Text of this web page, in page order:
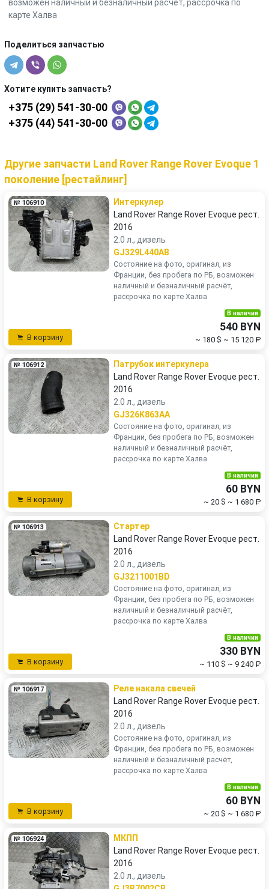
возможен наличный и безналичный расчёт, рассрочка по
карте Халва
Поделиться запчастью
Хотите купить запчасть?
+375 (29) 541-30-00
+375 (44) 541-30-00
Другие запчасти Land Rover Range Rover Evoque 1
поколение [рестайлинг]
№ 106910
Интеркулер
Land Rover Range Rover Evoque рест.
2016
2.0 л., дизель
GJ329L440AB
Состояние на фото, оригинал, из
Франции, без пробега по РБ, возможен
наличный и безналичный расчёт,
рассрочка по карте Халва
В корзину
В наличии
540 BYN
~ 180 $ ~ 15 120 ₽
№ 106912
Патрубок интеркулера
Land Rover Range Rover Evoque рест.
2016
2.0 л., дизель
GJ326K863AA
Состояние на фото, оригинал, из
Франции, без пробега по РБ, возможен
наличный и безналичный расчёт,
рассрочка по карте Халва
В корзину
В наличии
60 BYN
~ 20 $ ~ 1 680 ₽
№ 106913
Стартер
Land Rover Range Rover Evoque рест.
2016
2.0 л., дизель
GJ3211001BD
Состояние на фото, оригинал, из
Франции, без пробега по РБ, возможен
наличный и безналичный расчёт,
рассрочка по карте Халва
В корзину
В наличии
330 BYN
~ 110 $ ~ 9 240 ₽
№ 106917
Реле накала свечей
Land Rover Range Rover Evoque рест.
2016
2.0 л., дизель
Состояние на фото, оригинал, из
Франции, без пробега по РБ, возможен
наличный и безналичный расчёт,
рассрочка по карте Халва
В корзину
В наличии
60 BYN
~ 20 $ ~ 1 680 ₽
№ 106924
МКПП
Land Rover Range Rover Evoque рест.
2016
2.0 л., дизель